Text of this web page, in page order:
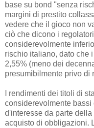
base su bond "senza
margini di prestito
vedere che il gioco non
ciò che dicono i
considerevolmente
rischio italiano, dato che
2,55% (meno dei
presumibilmente privo di
I rendimenti dei titoli di
considerevolmente
d'interesse da parte
acquisto di obbligazioni.